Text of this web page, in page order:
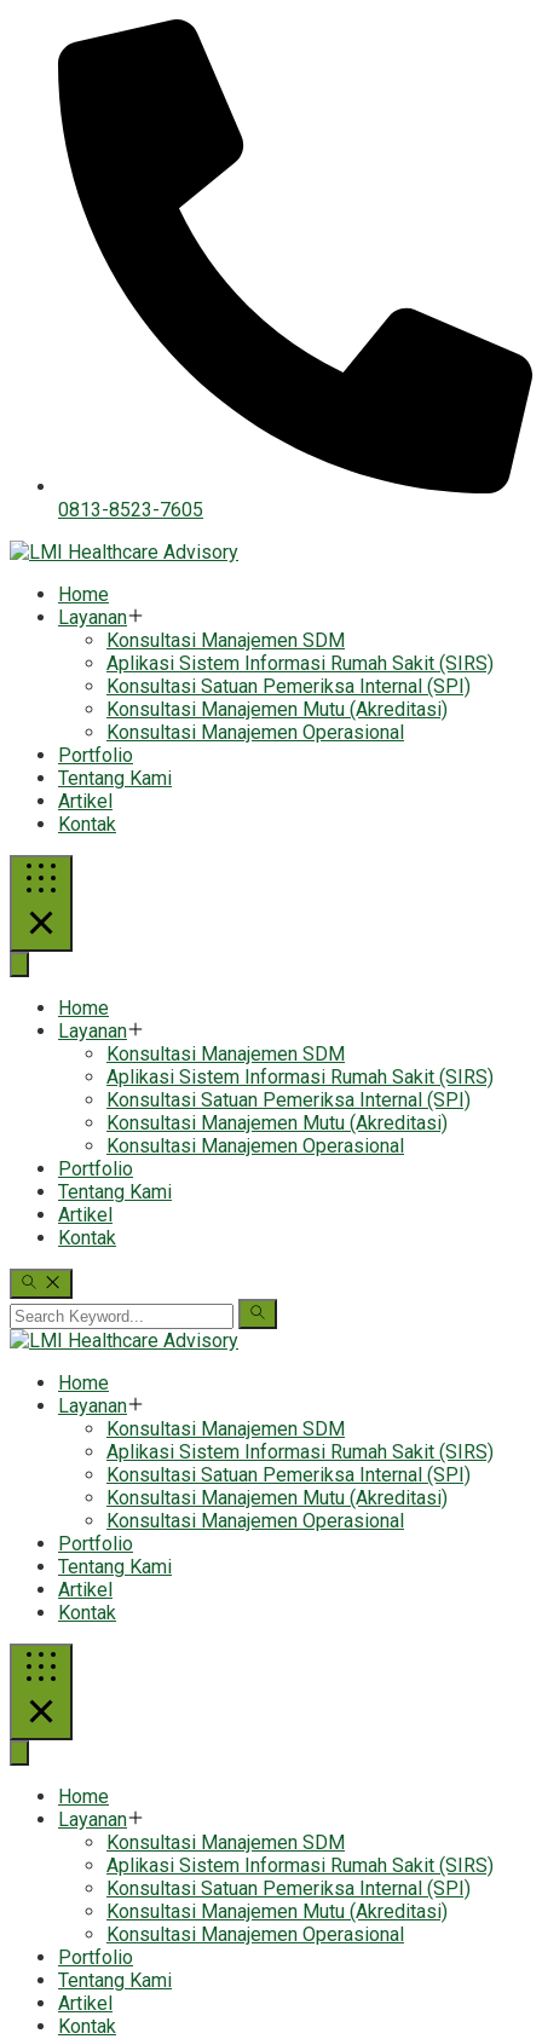
0813-8523-7605
Home
Layanan
Konsultasi Manajemen SDM
Aplikasi Sistem Informasi Rumah Sakit (SIRS)
Konsultasi Satuan Pemeriksa Internal (SPI)
Konsultasi Manajemen Mutu (Akreditasi)
Konsultasi Manajemen Operasional
Portfolio
Tentang Kami
Artikel
Kontak
Home
Layanan
Konsultasi Manajemen SDM
Aplikasi Sistem Informasi Rumah Sakit (SIRS)
Konsultasi Satuan Pemeriksa Internal (SPI)
Konsultasi Manajemen Mutu (Akreditasi)
Konsultasi Manajemen Operasional
Portfolio
Tentang Kami
Artikel
Kontak
Home
Layanan
Konsultasi Manajemen SDM
Aplikasi Sistem Informasi Rumah Sakit (SIRS)
Konsultasi Satuan Pemeriksa Internal (SPI)
Konsultasi Manajemen Mutu (Akreditasi)
Konsultasi Manajemen Operasional
Portfolio
Tentang Kami
Artikel
Kontak
Home
Layanan
Konsultasi Manajemen SDM
Aplikasi Sistem Informasi Rumah Sakit (SIRS)
Konsultasi Satuan Pemeriksa Internal (SPI)
Konsultasi Manajemen Mutu (Akreditasi)
Konsultasi Manajemen Operasional
Portfolio
Tentang Kami
Artikel
Kontak